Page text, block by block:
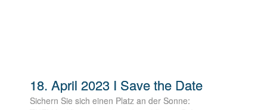
18. April 2023 I Save the Date
Sichern Sie sich einen Platz an der Sonne: